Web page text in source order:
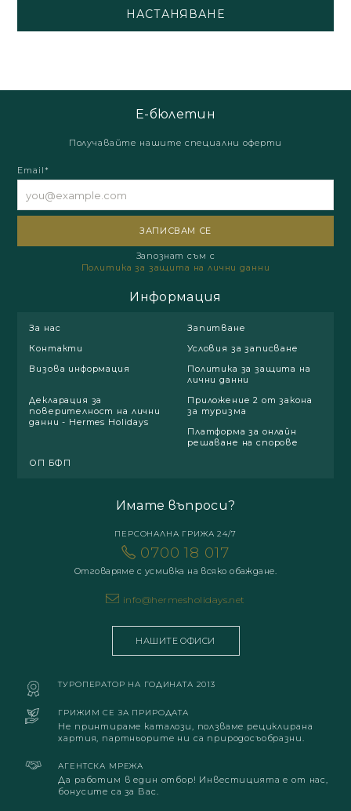
НАСТАНЯВАНЕ
Е-бюлетин
Получавайте нашите специални оферти
Email*
Запознат съм с
Политика за защита на лични данни
Информация
За нас
Запитване
Контакти
Условия за записване
Визова информация
Политика за защита на
лични данни
Декларация за
поверителност на лични
данни - Hermes Holidays
Приложение 2 от закона
за туризма
Платформа за онлайн
решаване на спорове
ОП БФП
Имате въпроси?
ПЕРСОНАЛНА ГРИЖА 24/7
0700 18 017
Отговаряме с усмивка на всяко обаждане.
info@hermesholidays.net
НАШИТЕ ОФИСИ
ТУРОПЕРАТОР НА ГОДИНАТА 2013
ГРИЖИМ СЕ ЗА ПРИРОДАТА
Не принтираме каталози, ползваме рециклирана
хартия, партньорите ни са природосъобразни.
АГЕНТСКА МРЕЖА
Да работим в един отбор! Инвестицията е от нас,
бонусите са за Вас.